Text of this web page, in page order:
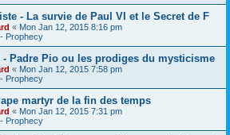
- La survie de Paul VI et le Secret de F
« Mon Jan 12, 2015 8:16 pm
Prophecy
- Padre Pio ou les prodiges du mysticisme
« Mon Jan 12, 2015 7:58 pm
Prophecy
martyr de la fin des temps
« Mon Jan 12, 2015 7:31 pm
Prophecy